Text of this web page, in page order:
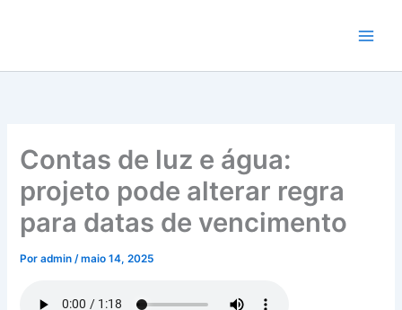
conteúdo
Contas de luz e água:
projeto pode alterar regra
para datas de vencimento
Poradmin/maio 14, 2025